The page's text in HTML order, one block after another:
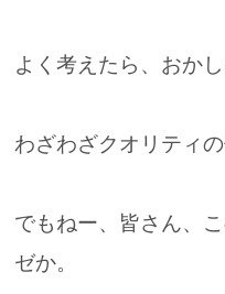
よく考えたら、おか
わざわざクオリティ
でもねー、皆さん、
ゼか。